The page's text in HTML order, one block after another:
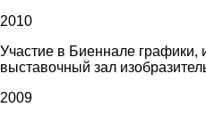
2010
Участие в Биеннале графики,
выставочный зал
2009